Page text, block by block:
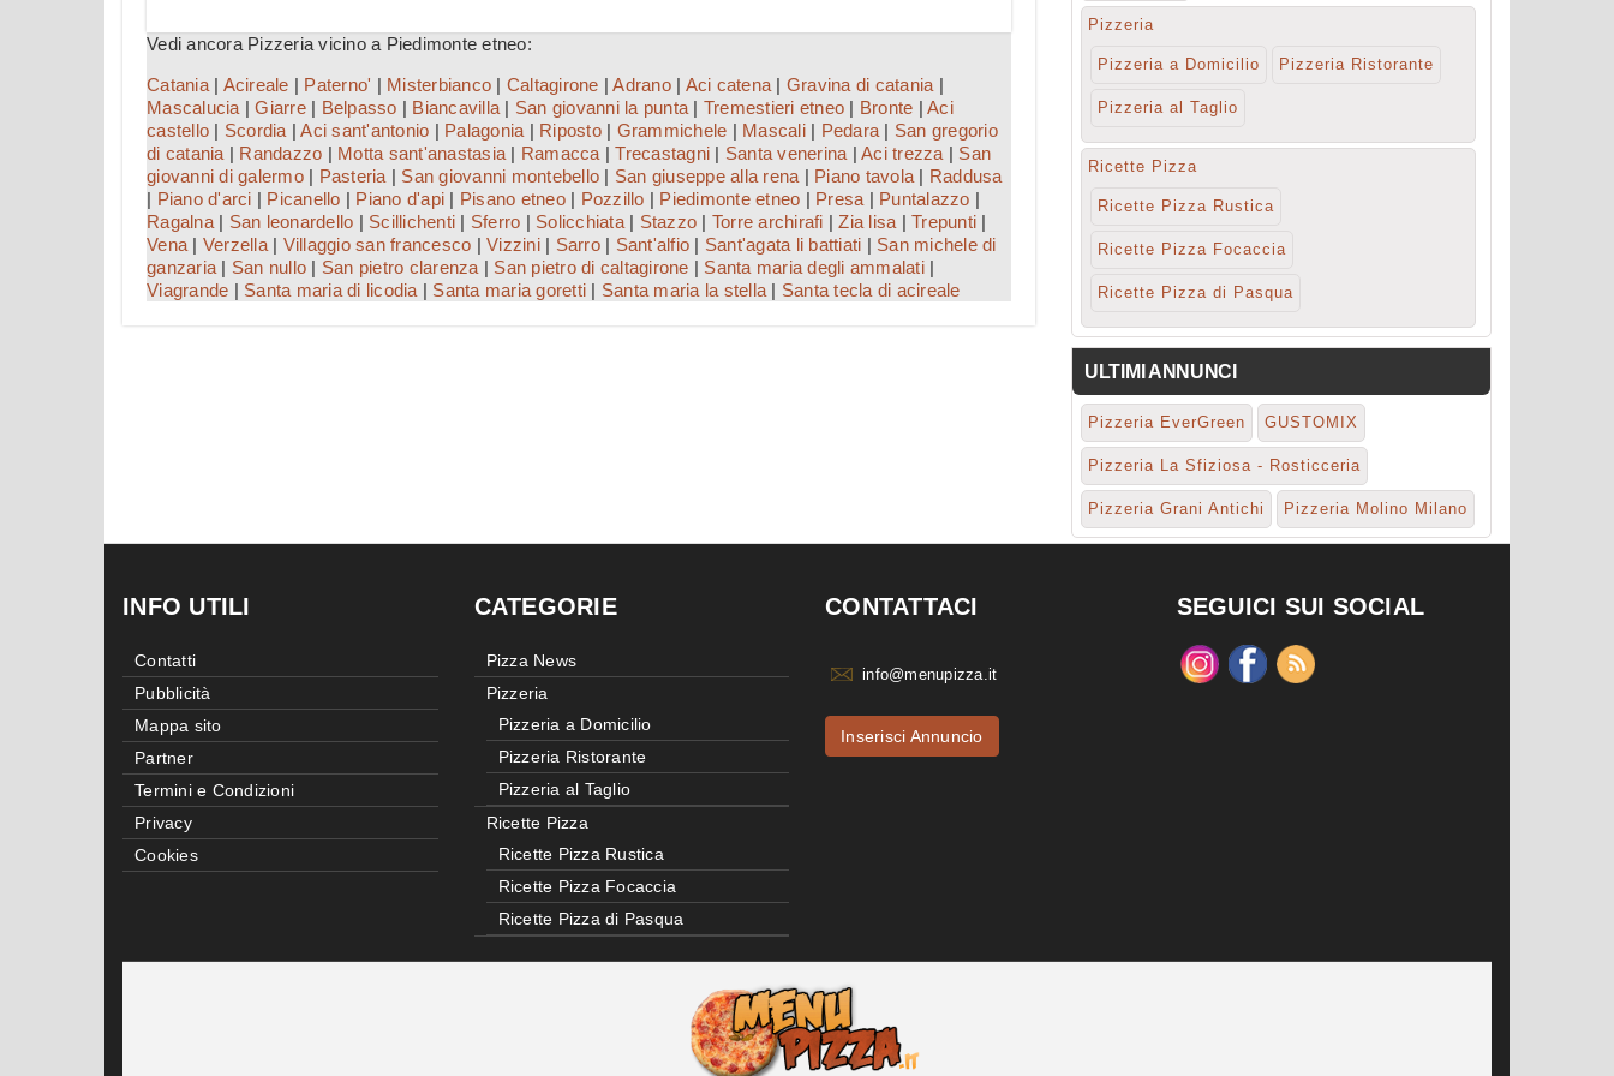
Vedi ancora Pizzeria vicino a Piedimonte etneo:
Catania| Acireale | Paterno' | Misterbianco | Caltagirone |Adrano| Aci catena | Gravina di catania |
Mascalucia |Giarre| Belpasso | Biancavilla | San giovanni la punta | Tremestieri etneo | Bronte | Aci
castello | Scordia |Aci sant'antonio | Palagonia | Riposto| Grammichele | Mascali| Pedara | San gregorio
di catania | Randazzo | Motta sant'anastasia | Ramacca |Trecastagni | Santa venerina | Aci trezza | San
giovanni di galermo| Pasteria | San giovanni montebello | San giuseppe alla rena | Piano tavola | Raddusa
| Piano d'arci | Picanello | Piano d'api | Pisano etneo| Pozzillo | Piedimonte etneo | Presa | Puntalazzo |
Ragalna| San leonardello | Scillichenti | Sferro | Solicchiata| Stazzo | Torre archirafi |Zia lisa | Trepunti |
Vena | Verzella| Villaggio san francesco | Vizzini| Sarro| Sant'alfio | Sant'agata li battiati | San michele di
ganzaria | San nullo | San pietro clarenza | San pietro di caltagirone | Santa maria degli ammalati|
Viagrande | Santa maria di licodia | Santa maria goretti | Santa maria la stella | Santa tecla di acireale
Pizzeria
Pizzeria a Domicilio Pizzeria Ristorante
Pizzeria al Taglio
Ricette Pizza
Ricette Pizza Rustica
Ricette Pizza Focaccia
Ricette Pizza di Pasqua
ULTIMI ANNUNCI
Pizzeria EverGreen GUSTOMIX
Pizzeria La Sfiziosa - Rosticceria
Pizzeria Grani Antichi Pizzeria Molino Milano
INFO UTILI
Contatti
Pubblicità
Mappa sito
Partner
Termini e Condizioni
Privacy
Cookies
CATEGORIE
Pizza News
Pizzeria
Pizzeria a Domicilio
Pizzeria Ristorante
Pizzeria al Taglio
Ricette Pizza
Ricette Pizza Rustica
Ricette Pizza Focaccia
Ricette Pizza di Pasqua
CONTATTACI
info@menupizza.it
Inserisci Annuncio
SEGUICI SUI SOCIAL